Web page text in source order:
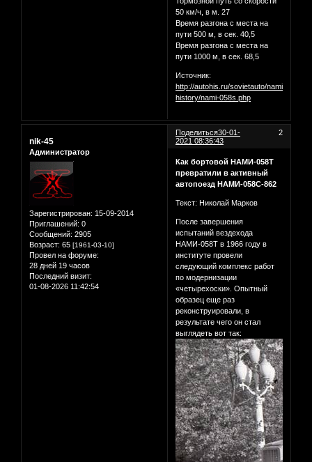
50 км/ч, в м. 27
Время разгона с места на
пути 500 м, в сек. 40,5
Время разгона с места на
пути 1000 м, в сек. 68,5
Источник:
http://autohis.ru/sovietauto/nami-
history/nami-058s.php
Поделиться 2
30-01-
2021 08:36:43
nik-45
Администратор
Зарегистрирован: 15-09-2014
Приглашений: 0
Сообщений: 2905
Возраст: 65 [1961-03-10]
Провел на форуме:
28 дней 19 часов
Последний визит:
01-08-2026 11:42:54
Как бортовой НАМИ-058Т
превратили в активный
автопоезд НАМИ-058С-862
Текст: Николай Марков
После завершения
испытаний вездехода
НАМИ-058Т в 1966 году в
институте провели
следующий комплекс работ
по модернизации
«четырехоски». Опытный
образец еще раз
реконструировали, в
результате чего он стал
выглядеть вот так: